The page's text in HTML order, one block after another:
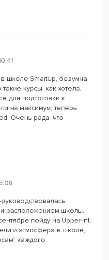
школе SmartUp, безумна
курсы, как хотела.
для подготовки к
на максимум, теперь
Очень рада, что
расположением школы.
пойду на Upper-Int.
и атмосфера в школе,
каждого